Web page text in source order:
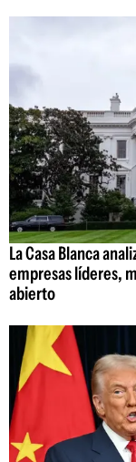
La Casa Blanca
empresas líderes,
abierto